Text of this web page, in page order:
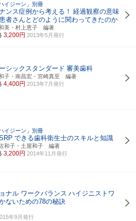
イジーン」別冊
ンス症例から考える！ 経過観察の意味
者さんとどのように関わってきたのか
美・村上恵子 編著
3,200円 2013年5月発行
シックスタンダード 審美歯科
子・南昌宏・宮崎真至 編著
4,400円 2013年7月発行
イジーン」別冊
できる歯科衛生士のスキルと知識
和子・土屋和子 編著
3,200円 2014年11月発行
ナル ワークバランス ハイジニストワ
ないための78の秘訣
年9月発行